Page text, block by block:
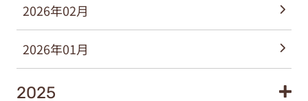
2026年02月
2026年01月
2025